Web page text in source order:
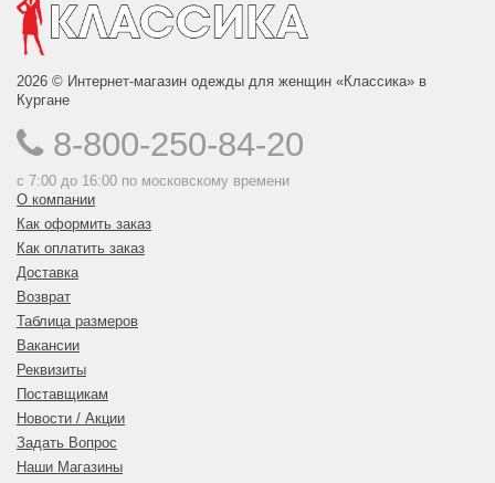
2026 © Интернет-магазин одежды для женщин «Классика» в
Кургане
8-800-250-84-20
с 7:00 до 16:00 по московскому времени
О компании
Как оформить заказ
Как оплатить заказ
Доставка
Возврат
Таблица размеров
Вакансии
Реквизиты
Поставщикам
Новости / Акции
Задать Вопрос
Наши Магазины